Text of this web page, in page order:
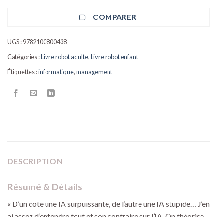
COMPARER
UGS :9782100800438
Catégories :Livre robot adulte,Livre robot enfant
Étiquettes :informatique,management
DESCRIPTION
Résumé & Détails
« D’un côté une IA surpuissante, de l’autre une IA stupide… J’en